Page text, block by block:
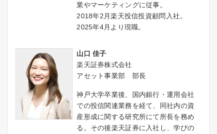
業やマーケティングに従事。
2018年2月楽天投信投資顧問入社。
2025年4月より現職。
山口 佳子
楽天証券株式会社
アセット事業部 部長
神戸大学卒業後、国内銀行・運用会社
での投信関連業務を経て、同社内の資
産形成に関する研究所にて所長を務め
る。その後楽天証券に入社し、学びの